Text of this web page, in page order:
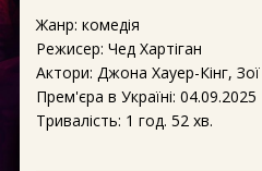
Жанр: комедія
Режисер: Чед Хартіган
Актори: Джона Хауер-Кінг,
Прем'єра в Україні: 04.09.2025
Тривалість: 1 год. 52 хв.